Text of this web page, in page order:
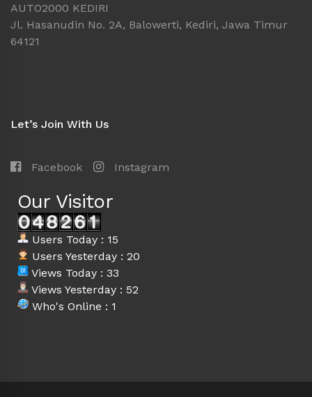
AUTO2000 KEDIRI
Jl. Hasanudin No. 2A, Balowerti, Kediri, Jawa Timur
64121
Let’s Join With Us
Facebook Instagram
Our Visitor
Users Today : 15
Users Yesterday : 20
Views Today : 33
Views Yesterday : 52
Who's Online : 1